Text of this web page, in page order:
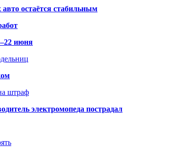
остаётся стабильным
июня
штраф
электромопеда пострадал